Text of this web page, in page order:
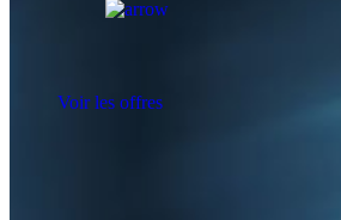
Voir les offres